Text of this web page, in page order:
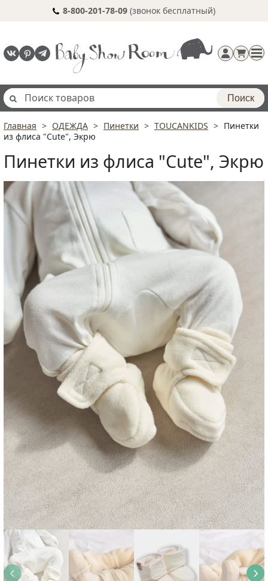
8-800-201-78-09 (звонок бесплатный)
Поиск
Главная ОДЕЖДА Пинетки TOUCANKIDS
Пинетки
из флиса "Cute", Экрю
Пинетки из флиса "Cute", Экрю